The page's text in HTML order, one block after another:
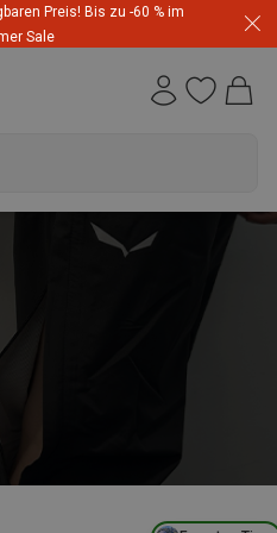
Preis! Bis zu -60 % im
Sale